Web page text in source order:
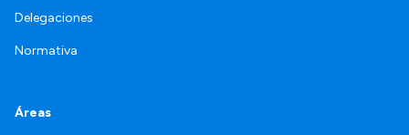
Delegaciones
Normativa
Áreas